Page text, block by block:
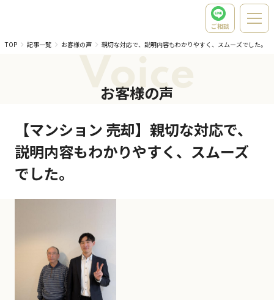
ご相談
TOP
記事一覧 お客様の声 親切な対応で、説明内容もわかりやすく、スムーズでした。
Voice
お客様の声
【マンション 売却】親切な対応で、
説明内容もわかりやすく、スムーズ
でした。